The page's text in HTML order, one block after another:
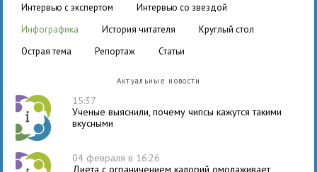
интервью с экспертом
интервью со звездой
инфографика
история читателя
круглый стол
острая тема
репортаж статьи
Актуальные новости
15:37
Ученые выяснили, почему чипсы кажутся такими
вкусными
04 февраля в 16:26
Диета с ограничением калорий омолаживает